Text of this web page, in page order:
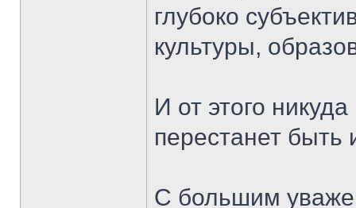
глубоко
культуры,
И от этого
перестанет быть
С большим